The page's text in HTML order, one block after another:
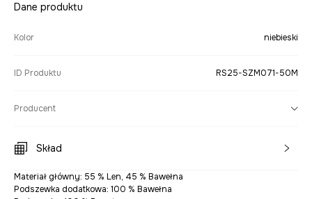
Dane produktu
Kolor niebieski
ID Produktu RS25-SZM071-50M
Producent
Skład
Materiał główny: 55 % Len, 45 % Bawełna
Podszewka dodatkowa: 100 % Bawełna